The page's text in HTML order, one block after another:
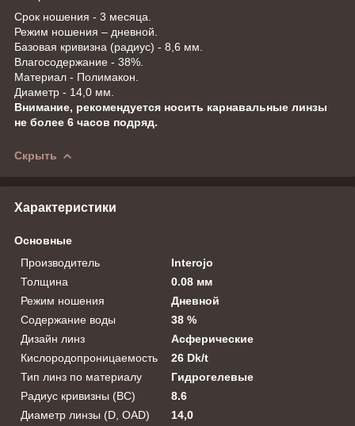
Срок ношения - 3 месяца.
Режим ношения – дневной.
Базовая кривизна (радиус) - 8,6 мм.
Влагосодержание - 38%.
Материал - Полимакон.
Диаметр - 14,0 мм.
Внимание, рекомендуется носить карнавальные линзы
не более 6 часов подряд.
Скрыть
Характеристики
Основные
Производитель
Interojo
Толщина
0.08 мм
Режим ношения
Дневной
Содержание воды
38 %
Дизайн линз
Асферические
Кислородопроницаемость
26 Dk/t
Тип линз по материалу
Гидрогелевые
Радиус кривизны (BC)
8.6
Диаметр линзы (D, OAD)
14,0